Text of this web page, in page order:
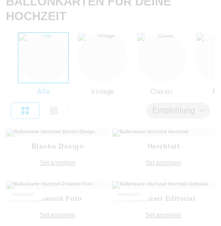
HOCHZEIT
Alle Vintage Classic
Empfehlung
Blanko Design
Set anzeigen
Herzblatt
Set anzeigen
Polaroid Foto
Set anzeigen
Hochzeit Editorial
Set anzeigen